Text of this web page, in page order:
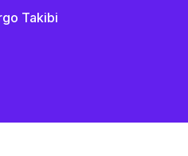
Takibi